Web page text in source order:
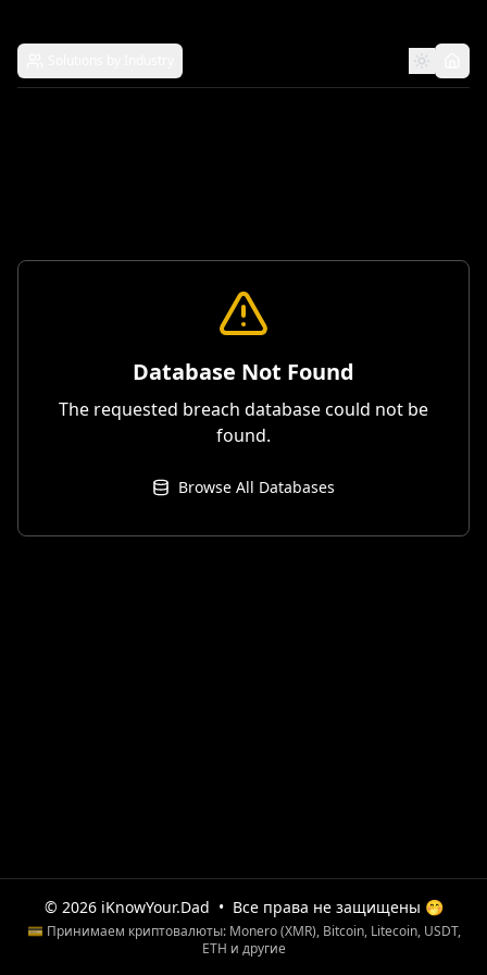
Database Not Found
The requested breach database could not be
found.
Browse All Databases
© 2026 iKnowYour.Dad • Все права не защищены 🤭
💳 Принимаем криптовалюты: Monero (XMR), Bitcoin, Litecoin, USDT,
ETH и другие